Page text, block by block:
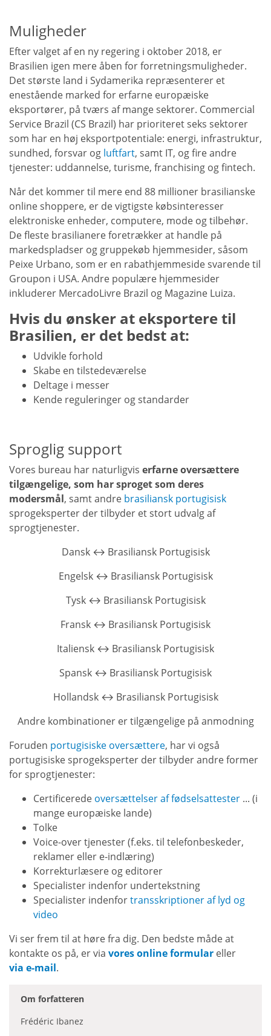
Muligheder
Efter valget af en ny regering i oktober 2018, er
Brasilien igen mere åben for forretningsmuligheder.
Det største land i Sydamerika repræsenterer et
enestående marked for erfarne europæiske
eksportører, på tværs af mange sektorer. Commercial
Service Brazil (CS Brazil) har prioriteret seks sektorer
som har en høj eksportpotentiale: energi, infrastruktur,
sundhed, forsvar og luftfart, samt IT, og fire andre
tjenester: uddannelse, turisme, franchising og fintech.
Når det kommer til mere end 88 millioner brasilianske
online shoppere, er de vigtigste købsinteresser
elektroniske enheder, computere, mode og tilbehør.
De fleste brasilianere foretrækker at handle på
markedspladser og gruppekøb hjemmesider, såsom
Peixe Urbano, som er en rabathjemmeside svarende til
Groupon i USA. Andre populære hjemmesider
inkluderer MercadoLivre Brazil og Magazine Luiza.
Hvis du ønsker at eksportere til
Brasilien, er det bedst at:
Udvikle forhold
Skabe en tilstedeværelse
Deltage i messer
Kende reguleringer og standarder
Sproglig support
Vores bureau har naturligvis erfarne oversættere
tilgængelige, som har sproget som deres
modersmål, samt andre brasiliansk portugisisk
sprogeksperter der tilbyder et stort udvalg af
sprogtjenester.
Dansk ↔ Brasiliansk Portugisisk
Engelsk ↔ Brasiliansk Portugisisk
Tysk ↔ Brasiliansk Portugisisk
Fransk ↔ Brasiliansk Portugisisk
Italiensk ↔ Brasiliansk Portugisisk
Spansk ↔ Brasiliansk Portugisisk
Hollandsk ↔ Brasiliansk Portugisisk
Andre kombinationer er tilgængelige på anmodning
Foruden portugisiske oversættere, har vi også
portugisiske sprogeksperter der tilbyder andre former
for sprogtjenester:
Certificerede oversættelser af fødselsattester ... (i
mange europæiske lande)
Tolke
Voice-over tjenester (f.eks. til telefonbeskeder,
reklamer eller e-indlæring)
Korrekturlæsere og editorer
Specialister indenfor undertekstning
Specialister indenfortransskriptioner af lyd og
video
Vi ser frem til at høre fra dig. Den bedste måde at
kontakte os på, er via vores online formular eller
via e-mail.
Om forfatteren
Frédéric Ibanez